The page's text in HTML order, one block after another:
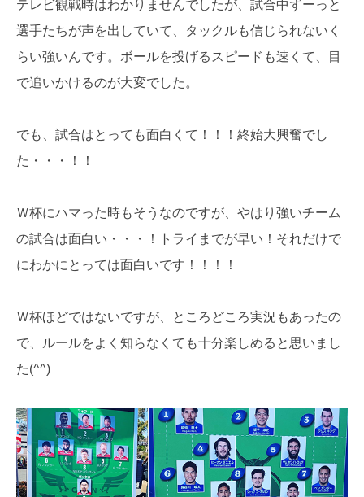
テレビ観戦時はわかりませんでしたが、試合中ずーっと
選手たちが声を出していて、タックルも信じられないく
らい強いんです。ボールを投げるスピードも速くて、目
で追いかけるのが大変でした。
でも、試合はとっても面白くて！！！終始大興奮でし
た・・・！！
Ｗ杯にハマった時もそうなのですが、やはり強いチーム
の試合は面白い・・・！トライまでが早い！それだけで
にわかにとっては面白いです！！！！
Ｗ杯ほどではないですが、ところどころ実況もあったの
で、ルールをよく知らなくても十分楽しめると思いまし
た(^^)